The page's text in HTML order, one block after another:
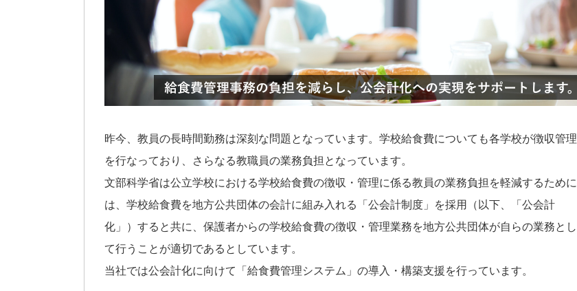
昨今、教員の長時間勤務は深刻な問題となっています。学校給食費についても各学校が徴収管理
を行なっており、さらなる教職員の業務負担となっています。
文部科学省は公立学校における学校給食費の徴収・管理に係る教員の業務負担を軽減するために
は、学校給食費を地方公共団体の会計に組み入れる「公会計制度」を採用（以下、「公会計
化」）すると共に、保護者からの学校給食費の徴収・管理業務を地方公共団体が自らの業務とし
て行うことが適切であるとしています。
当社では公会計化に向けて「給食費管理システム」の導入・構築支援を行っています。